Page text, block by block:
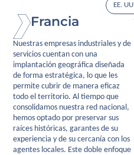
EE. UU.
Francia
Nuestras empresas industriales y de
servicios cuentan con una
implantación geográfica diseñada
de forma estratégica, lo que les
permite cubrir de manera eficaz
todo el territorio. Al tiempo que
consolidamos nuestra red nacional,
hemos optado por preservar sus
raíces históricas, garantes de su
experiencia y de su cercanía con los
agentes locales. Este doble enfoque